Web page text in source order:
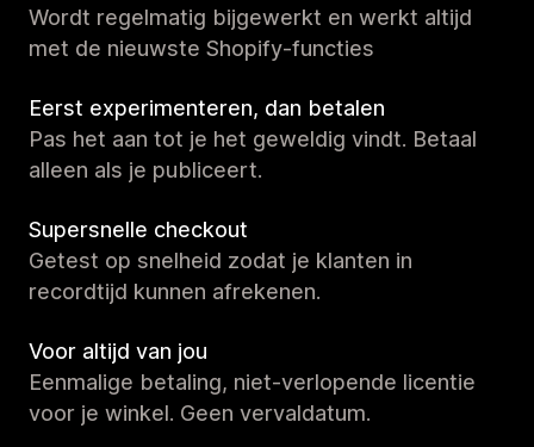
Wordt regelmatig bijgewerkt en werkt altijd
met de nieuwste Shopify-functies
Eerst experimenteren, dan betalen
Pas het aan tot je het geweldig vindt. Betaal
alleen als je publiceert.
Supersnelle checkout
Getest op snelheid zodat je klanten in
recordtijd kunnen afrekenen.
Voor altijd van jou
Eenmalige betaling, niet-verlopende licentie
voor je winkel. Geen vervaldatum.